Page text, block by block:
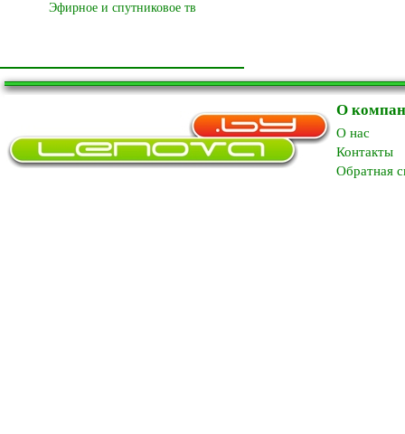
Эфирное и спутниковое тв
О
O нас
Контакты
Обратная